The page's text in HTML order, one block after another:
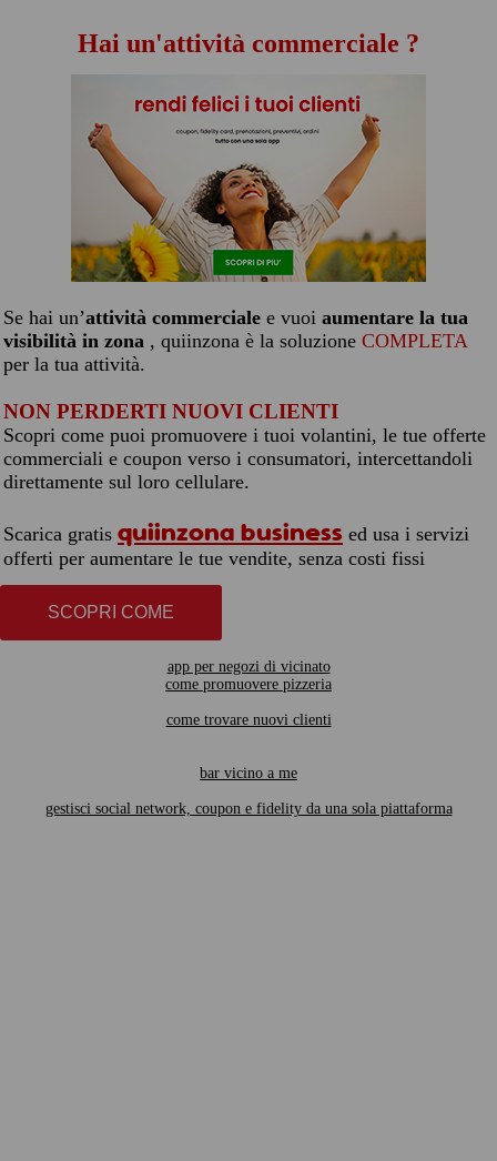
Hai un'attività commerciale ?
Se hai un’attività commerciale e vuoi aumentare la tua
visibilità in zona , quiinzona è la soluzione COMPLETA
per la tua attività.
NON PERDERTI NUOVI CLIENTI
Scopri come puoi promuovere i tuoi volantini, le tue offerte
commerciali e coupon verso i consumatori, intercettandoli
direttamente sul loro cellulare.
Scarica gratis quiinzona business ed usa i servizi
offerti per aumentare le tue vendite, senza costi fissi
SCOPRI COME
app per negozi di vicinato
come promuovere pizzeria
come trovare nuovi clienti
bar vicino a me
gestisci social network, coupon e fidelity da una sola piattaforma